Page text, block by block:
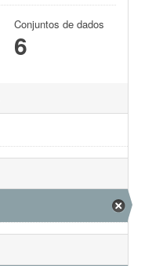
Conjuntos de dados
6